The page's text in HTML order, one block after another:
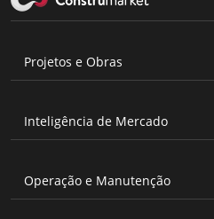
Projetos e Obras
Inteligência de Mercado
Operação e Manutenção